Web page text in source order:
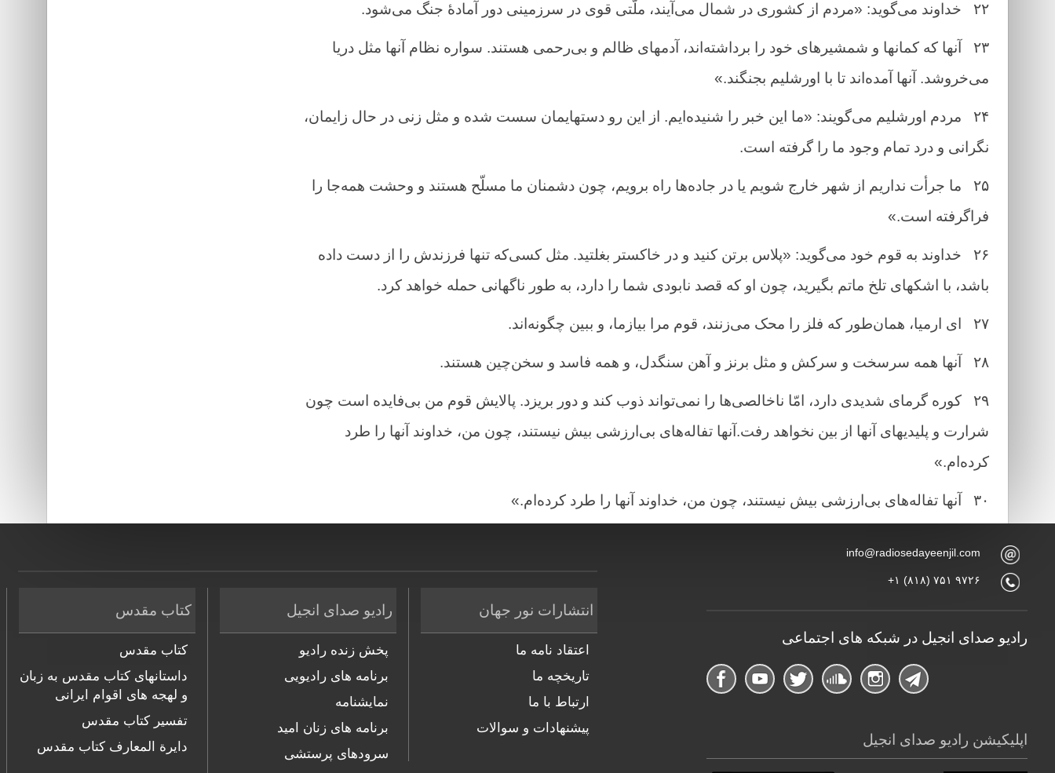
۲۲ خداوند می‌گوید: «مردم از کشوری در شمال می‌آیند، ملّتی قوی در سرزمینی دور آمادهٔ جنگ می‌شود.
۲۳
آنها که کمانها و شمشیرهای خود را برداشته‌اند، آدمهای ظالم و بی‌رحمی هستند. سواره نظام آنها مثل دریا
می‌خروشد. آنها آمده‌اند تا با اورشلیم بجنگند.»
۲۴
مردم اورشلیم می‌گویند: «ما این خبر را شنیده‌ایم. از این رو دستهایمان سست شده و مثل زنی در حال زایمان،
نگرانی و درد تمام وجود ما را گرفته است.
۲۵
ما جرأت نداریم از شهر خارج شویم یا در جاده‌ها راه برویم، چون دشمنان ما مسلّح هستند و وحشت همه‌جا را
فراگرفته است.»
۲۶
خداوند به قوم خود می‌گوید: «پلاس برتن کنید و در خاکستر بغلتید. مثل کسی‌که تنها فرزندش را از دست داده
باشد، با اشکهای تلخ ماتم بگیرید، چون او که قصد نابودی شما را دارد، به طور ناگهانی حمله خواهد کرد.
۲۷ ای ارمیا، همان‌طور که فلز را محک می‌زنند، قوم مرا بیازما، و ببین چگونه‌اند.
۲۸ آنها همه سرسخت و سرکش و مثل برنز و آهن سنگدل، و همه فاسد و سخن‌چین هستند.
۲۹
کوره گرمای شدیدی دارد، امّا ناخالصی‌ها را نمی‌تواند ذوب کند و دور بریزد. پالایش قوم من بی‌فایده است چون
شرارت و پلیدیهای آنها از بین نخواهد رفت.آنها تفاله‌های بی‌ارزشی بیش نیستند، چون من، خداوند آنها را طرد
کرده‌ام.»
۳۰ آنها تفاله‌های بی‌ارزشی بیش نیستند، چون من، خداوند آنها را طرد کرده‌ام.»
انتشارات نور جهان
اعتقاد نامه ما
تاریخچه ما
ارتباط با ما
پیشنهادات و سوالات
رادیو صدای انجیل
پخش زنده رادیو
برنامه های رادیویی
نمایشنامه
برنامه های زنان امید
سرودهای پرستشی
کتاب مقدس
کتاب مقدس
داستانهای کتاب مقدس به زبان
و لهجه های اقوام ایرانی
تفسیر کتاب مقدس
دایرة المعارف کتاب مقدس
info@radiosedayeenjil.com
+۱ (۸۱۸) ۷۵۱ ۹۷۲۶
رادیو صدای انجیل در شبکه های اجتماعی
اپلیکیشن رادیو صدای انجیل